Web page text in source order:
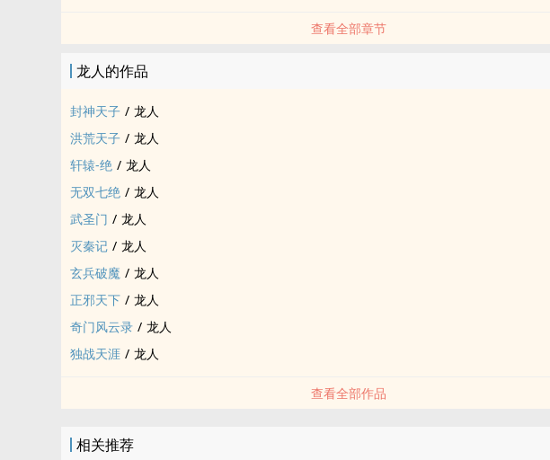
查看全部章节
龙人的作品
封神天子 / 龙人
洪荒天子 / 龙人
轩辕-绝 / 龙人
无双七绝 / 龙人
武圣门 / 龙人
灭秦记 / 龙人
玄兵破魔 / 龙人
正邪天下 / 龙人
奇门风云录 / 龙人
独战天涯 / 龙人
查看全部作品
相关推荐